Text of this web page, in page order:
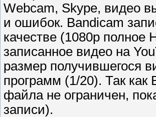
Webcam, Skype, видео
и ошибок. Bandicam
качестве (1080p
записанное видео на
размер получившегося
программ (1/20). Так
файла не ограничен,
записи).